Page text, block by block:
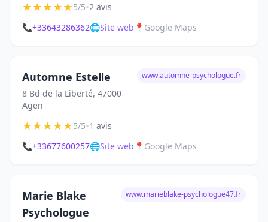
★★★★★5/5•2 avis
📞+33643286362🌐Site web 📍 Google Maps
Automne Estelle
8 Bd de la Liberté, 47000
Agen
www.automne-psychologue.fr
★★★★★5/5•1 avis
📞+33677600257🌐Site web 📍 Google Maps
Marie Blake
Psychologue
www.marieblake-psychologue47.fr